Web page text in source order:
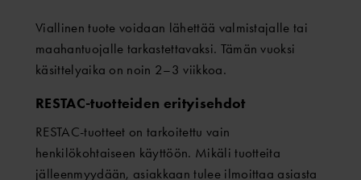
Viallinen tuote voidaan lähettää valmistajalle tai
maahantuojalle tarkastettavaksi. Tämän vuoksi
käsittelyaika on noin 2–3 viikkoa.
RESTAC-tuotteiden erityisehdot
RESTAC-tuotteet on tarkoitettu vain
henkilökohtaiseen käyttöön. Mikäli tuotteita
jälleenmyydään, asiakkaan tulee ilmoittaa asiasta